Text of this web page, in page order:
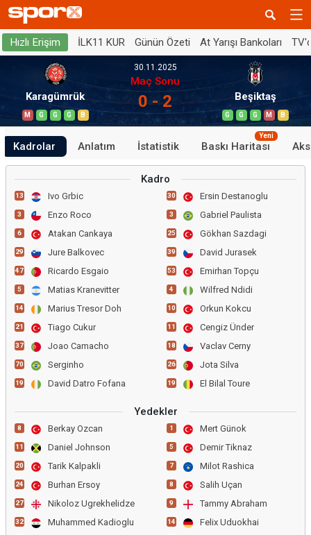
Hızlı Erişim İLK11 KUR Günün Özeti At Yarışı Bankoları
Karagümrük
M G G G B
30.11.2025
Maç Sonu
0 - 2 Beşiktaş
G G G M B
Kadrolar Anlatım İstatistik Baskı Haritası
Yeni
Kadro
13 Ivo Grbic
3 Enzo Roco
6 Atakan Cankaya
29 Jure Balkovec
47 Ricardo Esgaio
5 Matias Kranevitter
14 Marius Tresor Doh
21 Tiago Cukur
37 Joao Camacho
70 Serginho
19 David Datro Fofana
30 Ersin Destanoglu
3 Gabriel Paulista
25 Gökhan Sazdagi
39 David Jurasek
53 Emirhan Topçu
4 Wilfred Ndidi
10 Orkun Kokcu
11 Cengiz Ünder
18 Vaclav Cerny
26 Jota Silva
19 El Bilal Toure
Yedekler
8 Berkay Ozcan
11 Daniel Johnson
20 Tarik Kalpakli
24 Burhan Ersoy
27 Nikoloz Ugrekhelidze
32 Muhammed Kadioglu
1 Mert Günok
5 Demir Tiknaz
7 Milot Rashica
8 Salih Uçan
9 Tammy Abraham
14 Felix Uduokhai